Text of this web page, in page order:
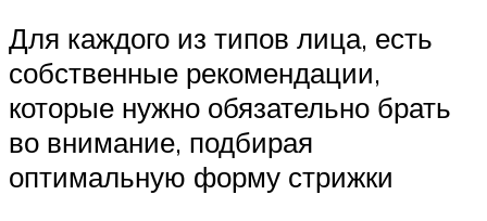
Для каждого из типов лица, есть
собственные рекомендации,
которые нужно обязательно брать
во внимание, подбирая
оптимальную форму стрижки